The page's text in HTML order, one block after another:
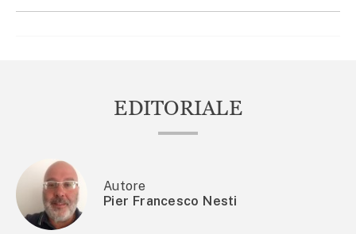
EDITORIALE
Autore
Pier Francesco Nesti